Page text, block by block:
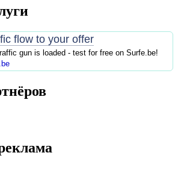
flow to your offer
gun is loaded - test for free on Surfe.be!